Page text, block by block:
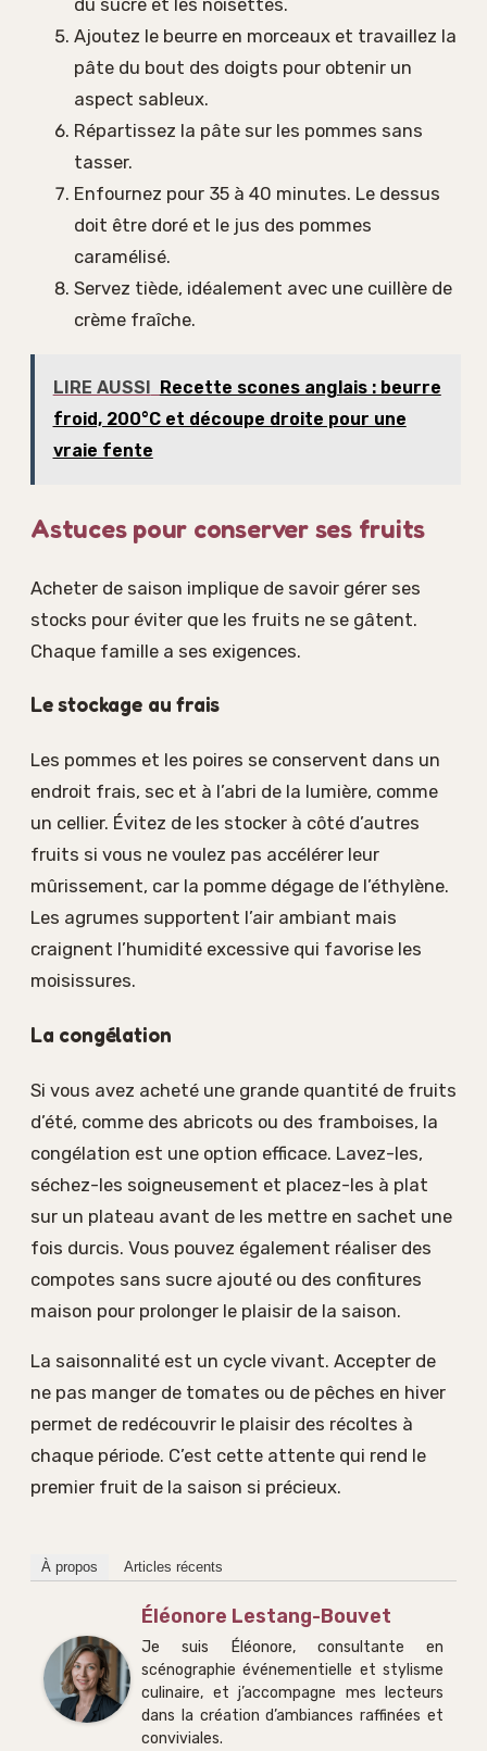
du sucre et les noisettes.
Ajoutez le beurre en morceaux et travaillez la
pâte du bout des doigts pour obtenir un
aspect sableux.
Répartissez la pâte sur les pommes sans
tasser.
Enfournez pour 35 à 40 minutes. Le dessus
doit être doré et le jus des pommes
caramélisé.
Servez tiède, idéalement avec une cuillère de
crème fraîche.
LIRE AUSSI
Recette scones anglais : beurre
froid, 200°C et découpe droite pour une
vraie fente
Astuces pour conserver ses fruits
Acheter de saison implique de savoir gérer ses
stocks pour éviter que les fruits ne se gâtent.
Chaque famille a ses exigences.
Le stockage au frais
Les pommes et les poires se conservent dans un
endroit frais, sec et à l’abri de la lumière, comme
un cellier. Évitez de les stocker à côté d’autres
fruits si vous ne voulez pas accélérer leur
mûrissement, car la pomme dégage de l’éthylène.
Les agrumes supportent l’air ambiant mais
craignent l’humidité excessive qui favorise les
moisissures.
La congélation
Si vous avez acheté une grande quantité de fruits
d’été, comme des abricots ou des framboises, la
congélation est une option efficace. Lavez-les,
séchez-les soigneusement et placez-les à plat
sur un plateau avant de les mettre en sachet une
fois durcis. Vous pouvez également réaliser des
compotes sans sucre ajouté ou des confitures
maison pour prolonger le plaisir de la saison.
La saisonnalité est un cycle vivant. Accepter de
ne pas manger de tomates ou de pêches en hiver
permet de redécouvrir le plaisir des récoltes à
chaque période. C’est cette attente qui rend le
premier fruit de la saison si précieux.
À propos Articles récents
Éléonore Lestang-Bouvet
Je suis Éléonore, consultante en
scénographie événementielle et stylisme
culinaire, et j’accompagne mes lecteurs
dans la création d’ambiances raffinées et
conviviales.